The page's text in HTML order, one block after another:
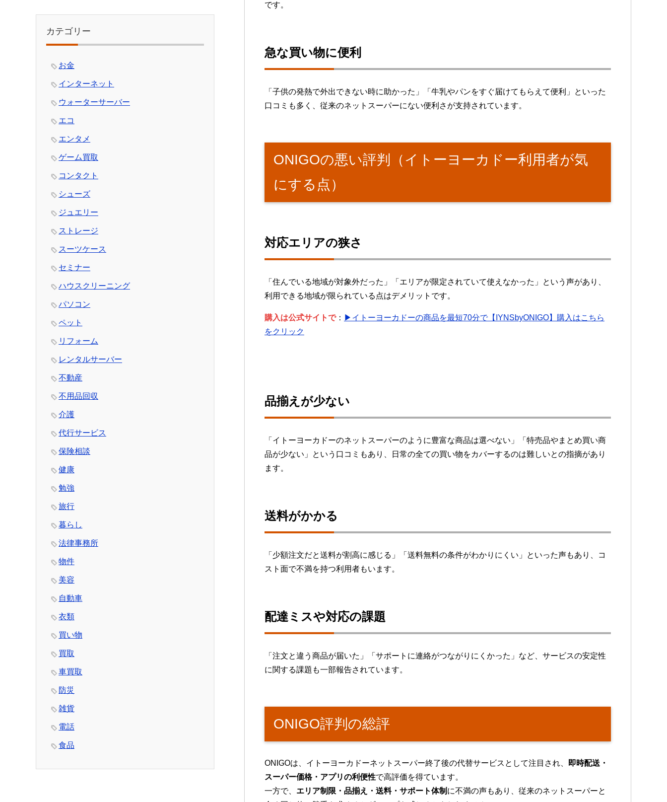
です。
急な買い物に便利
「子供の発熱で外出できない時に助かった」「牛乳やパンをすぐ届けてもらえて便利」といった
口コミも多く、従来のネットスーパーにない便利さが支持されています。
ONIGOの悪い評判（イトーヨーカドー利用者が気
にする点）
対応エリアの狭さ
「住んでいる地域が対象外だった」「エリアが限定されていて使えなかった」という声があり、
利用できる地域が限られている点はデメリットです。
購入は公式サイトで： ▶イトーヨーカドーの商品を最短70分で【IYNSbyONIGO】購入はこちら
をクリック
品揃えが少ない
「イトーヨーカドーのネットスーパーのように豊富な商品は選べない」「特売品やまとめ買い商
品が少ない」という口コミもあり、日常の全ての買い物をカバーするのは難しいとの指摘があり
ます。
送料がかかる
「少額注文だと送料が割高に感じる」「送料無料の条件がわかりにくい」といった声もあり、コ
スト面で不満を持つ利用者もいます。
配達ミスや対応の課題
「注文と違う商品が届いた」「サポートに連絡がつながりにくかった」など、サービスの安定性
に関する課題も一部報告されています。
ONIGO評判の総評
ONIGOは、イトーヨーカドーネットスーパー終了後の代替サービスとして注目され、
即時配送・
スーパー価格・アプリの利便性で高評価を得ています。
一方で、 エリア制限・品揃え・送料・サポート体制 に不満の声もあり、従来のネットスーパーと
カテゴリー
お金
インターネット
ウォーターサーバー
エコ
エンタメ
ゲーム買取
コンタクト
シューズ
ジュエリー
ストレージ
スーツケース
セミナー
ハウスクリーニング
パソコン
ペット
リフォーム
レンタルサーバー
不動産
不用品回収
介護
代行サービス
保険相談
健康
勉強
旅行
暮らし
法律事務所
物件
美容
自動車
衣類
買い物
買取
車買取
防災
雑貨
電話
食品